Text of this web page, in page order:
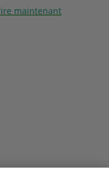
maintenant